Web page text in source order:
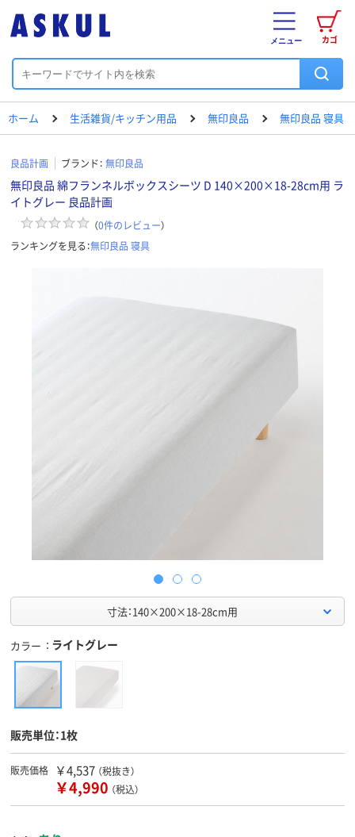
カゴ
メニュー
ホーム 生活雑貨/キッチン用品 無印良品 無印良品 寝具
良品計画 ブランド： 無印良品
無印良品 綿フランネルボックスシーツ D 140×200×18-28cm用 ラ
イトグレー 良品計画
（0件のレビュー）
ランキングを見る：無印良品 寝具
寸法：140×200×18-28cm用
カラー ライトグレー
販売単位：1枚
販売価格 ￥4,537 （税抜き）
￥4,990 （税込）